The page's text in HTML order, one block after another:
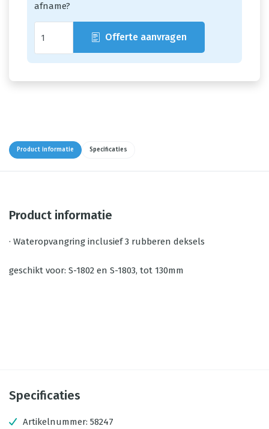
afname?
Offerte aanvragen
Product informatie Specificaties
Product informatie
· Wateropvangring inclusief 3 rubberen deksels
geschikt voor: S-1802 en S-1803, tot 130mm
Specificaties
Artikelnummer: 58247